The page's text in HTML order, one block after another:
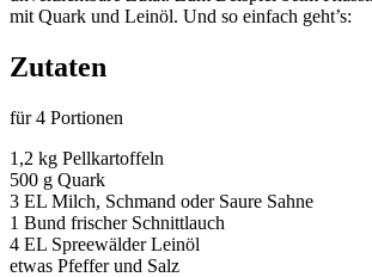
mit Quark und Leinöl. Und so einfach geht’s:
Zutaten
für 4 Portionen
1,2 kg Pellkartoffeln
500 g Quark
3 EL Milch, Schmand oder Saure Sahne
1 Bund frischer Schnittlauch
4 EL Spreewälder Leinöl
etwas Pfeffer und Salz